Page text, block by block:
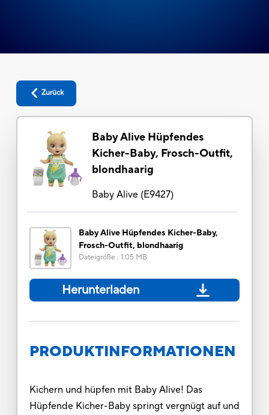
Zurück
Baby Alive Hüpfendes
Kicher-Baby, Frosch-Outfit,
blondhaarig
Baby Alive(E9427)
Baby Alive Hüpfendes Kicher-Baby,
Frosch-Outfit, blondhaarig
Dateigröße : 1.05 MB
Herunterladen
PRODUKTINFORMATIONEN
Kichern und hüpfen mit Baby Alive! Das
Hüpfende Kicher-Baby springt vergnügt auf und